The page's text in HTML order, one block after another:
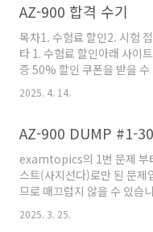
AZ-900 합격 수기
목차1. 수험료 할인2. 시험
타 1. 수험료 할인아래 사이
증 50% 할인 쿠폰을 받을 수
지만, 29.5달러만 지불하고
다.https://
Microsoft 이벤트와 함께
고, 새로운 기술을 습득하고
특별 이벤트와 학습 기회
2. 시험 접수온라인으로 시험
사람 목소리가 안들려야하
얘기가 많았다. 그래서 처음
2025. 4. 14.
examtopics의 1번 문제 부
스트(사지선다)로만 된 문제
므로 매끄럽지 않을 수 있습
examtopics에서 가져온 그
용이 있다면 알려주세요~! 모
2025. 3. 25.